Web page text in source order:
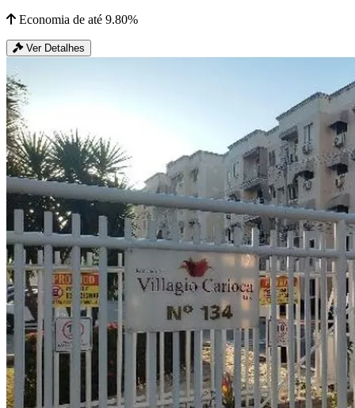
Economia de até 9.80%
Ver Detalhes